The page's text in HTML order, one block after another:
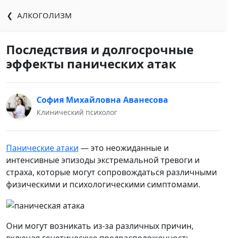
❮ АЛКОГОЛИЗМ
Последствия и долгосрочные
эффекты панических атак
София Михайловна Аванесова
Клинический психолог
Панические атаки — это неожиданные и
интенсивные эпизоды экстремальной тревоги и
страха, которые могут сопровождаться различными
физическими и психологическими симптомами.
Они могут возникать из-за различных причин,